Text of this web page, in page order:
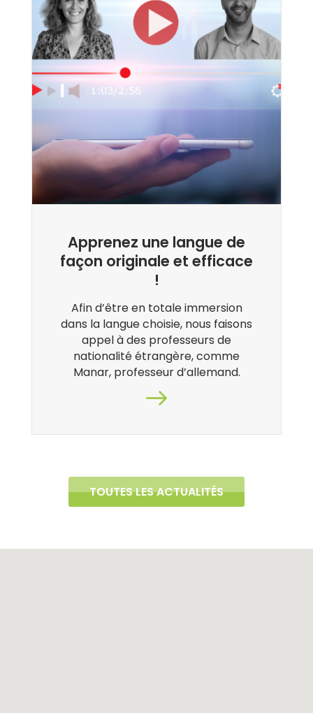
Apprenez une langue de
façon originale et efficace
!
Afin d’être en totale immersion
dans la langue choisie, nous faisons
appel à des professeurs de
nationalité étrangère, comme
Manar, professeur d’allemand.
TOUTES LES ACTUALITÉS